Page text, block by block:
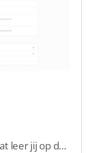
Knop op de slide verwijderen? Dat leer jij op deze pagina